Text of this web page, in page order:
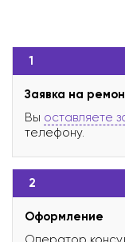
1
Заявка на
Вы оставляете
телефону.
2
Оформление